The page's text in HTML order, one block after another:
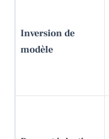
Inversion de
modèle